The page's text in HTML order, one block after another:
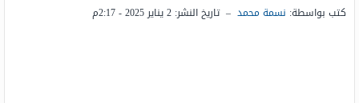
كتب بواسطة: نسمة محمد – تاريخ النشر: 2 يناير 2025 - 2:17م